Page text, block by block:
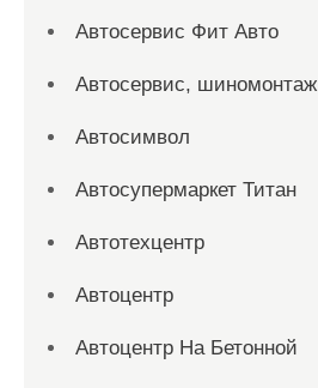
Автосервис Фит Авто
Автосервис, шиномонтаж
Автосимвол
Автосупермаркет Титан
Автотехцентр
Автоцентр
Автоцентр На Бетонной